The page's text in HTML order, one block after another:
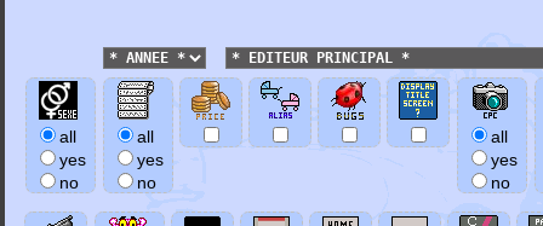
all
yes
no
all
yes
no
all
yes
no